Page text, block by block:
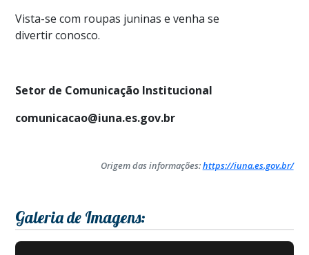
Vista-se com roupas juninas e venha se
divertir conosco.
Setor de Comunicação Institucional
comunicacao@iuna.es.gov.br
Origem das informações:https://iuna.es.gov.br/
Galeria de Imagens: